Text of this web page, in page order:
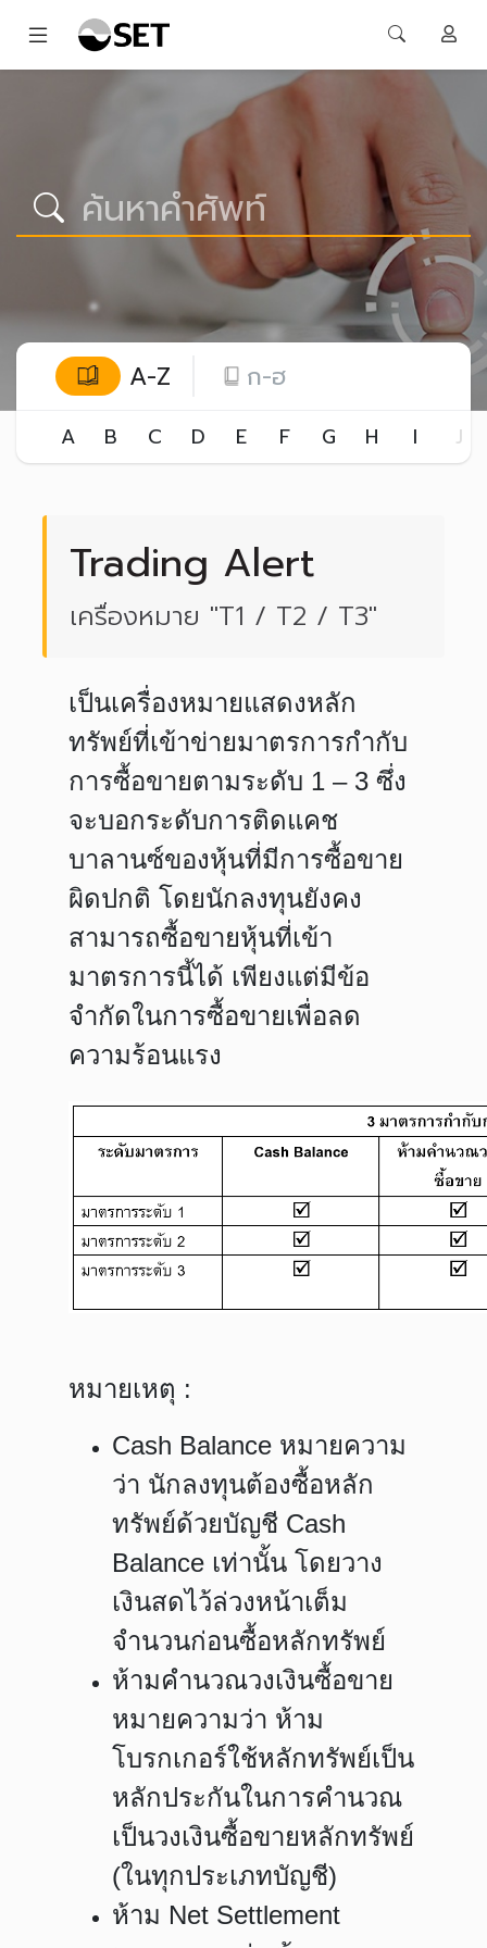
A-Z ก-ฮ
A B C D E F G H I J
Trading Alert
เครื่องหมาย "T1 / T2 / T3"
เป็นเครื่องหมายแสดงหลัก
ทรัพย์ที่เข้าข่ายมาตรการกำกับ
การซื้อขายตามระดับ 1 – 3 ซึ่ง
จะบอกระดับการติดแคช
บาลานซ์ของหุ้นที่มีการซื้อขาย
ผิดปกติ โดยนักลงทุนยังคง
สามารถซื้อขายหุ้นที่เข้า
มาตรการนี้ได้ เพียงแต่มีข้อ
จำกัดในการซื้อขายเพื่อลด
ความร้อนแรง
หมายเหตุ :
Cash Balance หมายความ
ว่า นักลงทุนต้องซื้อหลัก
ทรัพย์ด้วยบัญชี Cash
Balance เท่านั้น โดยวาง
เงินสดไว้ล่วงหน้าเต็ม
จำนวนก่อนซื้อหลักทรัพย์
ห้ามคำนวณวงเงินซื้อขาย
หมายความว่า ห้าม
โบรกเกอร์ใช้หลักทรัพย์เป็น
หลักประกันในการคำนวณ
เป็นวงเงินซื้อขายหลักทรัพย์
(ในทุกประเภทบัญชี)
ห้าม Net Settlement